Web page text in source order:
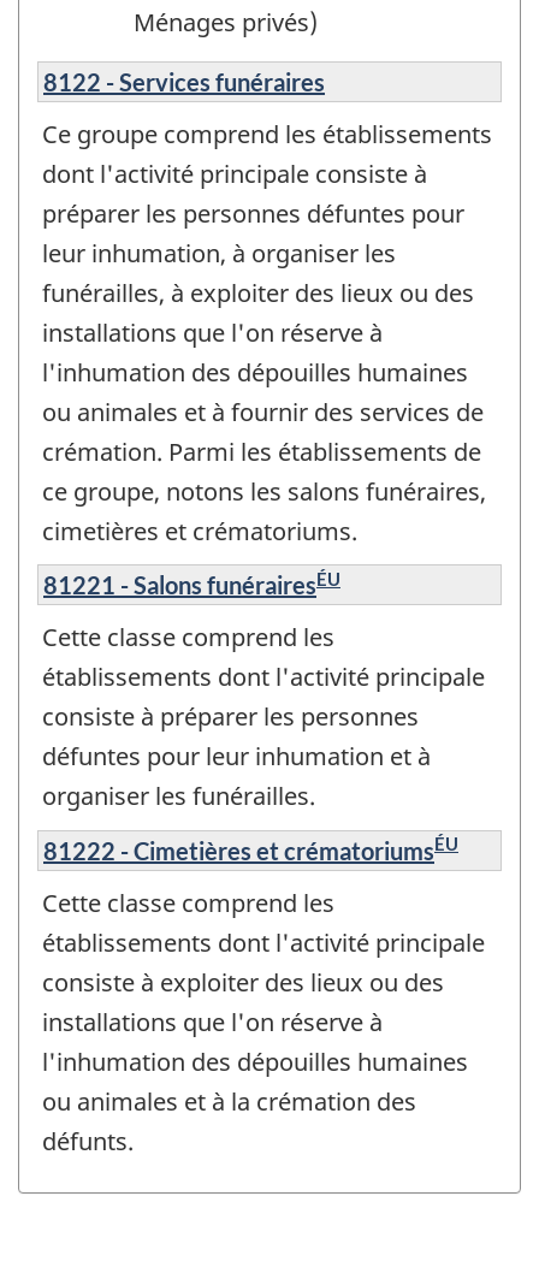
Ménages privés)
8122 - Services funéraires
Ce groupe comprend les établissements
dont l'activité principale consiste à
préparer les personnes défuntes pour
leur inhumation, à organiser les
funérailles, à exploiter des lieux ou des
installations que l'on réserve à
l'inhumation des dépouilles humaines
ou animales et à fournir des services de
crémation. Parmi les établissements de
ce groupe, notons les salons funéraires,
cimetières et crématoriums.
81221 - Salons funérairesÉU
Cette classe comprend les
établissements dont l'activité principale
consiste à préparer les personnes
défuntes pour leur inhumation et à
organiser les funérailles.
81222 - Cimetières et crématoriumsÉU
Cette classe comprend les
établissements dont l'activité principale
consiste à exploiter des lieux ou des
installations que l'on réserve à
l'inhumation des dépouilles humaines
ou animales et à la crémation des
défunts.